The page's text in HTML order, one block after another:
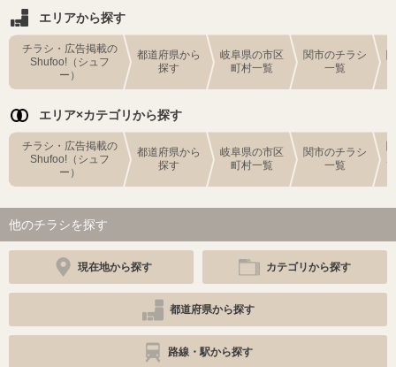
エリアから探す
チラシ・広告掲載の
Shufoo!（シュフ
ー）
都道府県から
探す
岐阜県の市区
町村一覧
関市のチラシ
一覧
エリア×カテゴリから探す
チラシ・広告掲載の
Shufoo!（シュフ
ー）
都道府県から
探す
岐阜県の市区
町村一覧
関市のチラシ
一覧
他のチラシを探す
現在地から探す カテゴリから探す
都道府県から探す
路線・駅から探す